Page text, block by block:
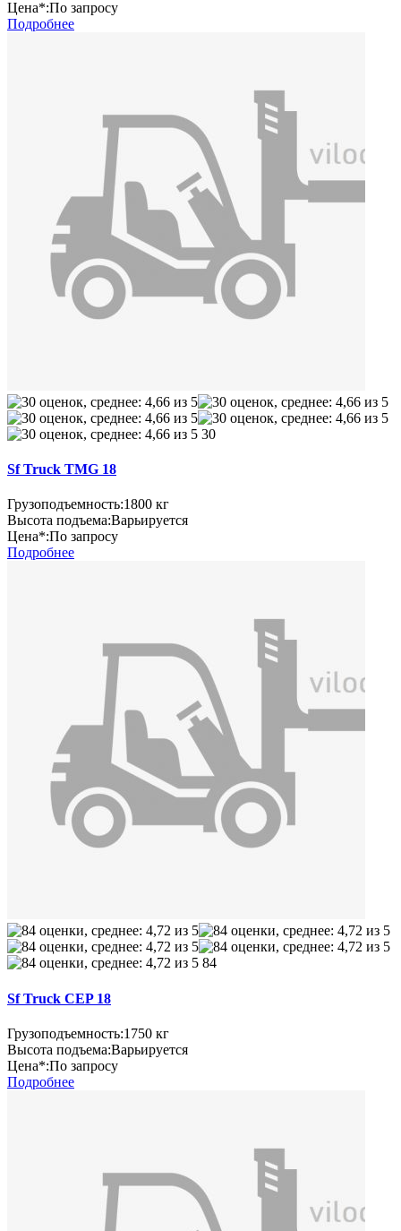
Цена*:По запросу
Подробнее
30
Sf Truck TMG 18
Грузоподъемность:1800 кг
Высота подъема:Варьируется
Цена*:По запросу
Подробнее
84
Sf Truck CEP 18
Грузоподъемность:1750 кг
Высота подъема:Варьируется
Цена*:По запросу
Подробнее